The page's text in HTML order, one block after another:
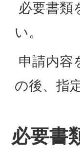
必要書類
い。
申請内容
の後、指
必要書